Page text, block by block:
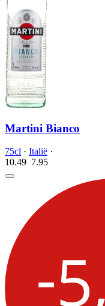
Martini Bianco
75cl · Italië ·
10.49 7.95